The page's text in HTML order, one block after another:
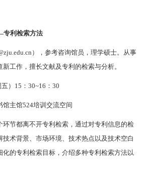
利检索方法
），参考咨询馆员，理学硕士。从事
工作，擅长文献及专利的检索与分析。
） 15：30~16：30
馆主馆524培训交流空间
环节都离不开专利检索，通过对专利信息的检
术背景、市场环境、技术热点以及技术空白
化的专利检索目标，介绍多种专利检索方法以